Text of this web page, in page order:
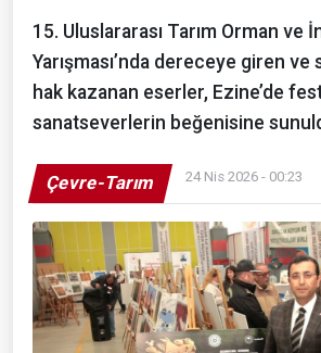
15. Uluslararası Tarım Orman ve
Yarışması’nda dereceye giren
hak kazanan eserler, Ezine’de
sanatseverlerin beğenisine
Çevre-Tarım 24 Nis 2026 - 00:23